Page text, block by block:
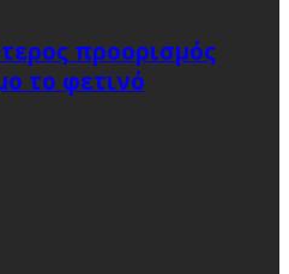
προορισμός
το φετινό